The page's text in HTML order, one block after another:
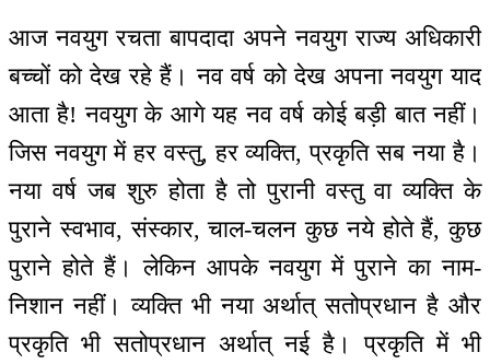
आज नवयुग रचता बापदादा अपने नवयुग राज्य अधिकारी
बच्चों को देख रहे हैं। नव वर्ष को देख अपना नवयुग याद
आता है! नवयुग के आगे यह नव वर्ष कोई बड़ी बात नहीं।
जिस नवयुग में हर वस्तु, हर व्यक्ति, प्रकृति सब नया है।
नया वर्ष जब शुरु होता है तो पुरानी वस्तु वा व्यक्ति के
पुराने स्वभाव, संस्कार, चाल-चलन कुछ नये होते हैं, कुछ
पुराने होते हैं। लेकिन आपके नवयुग में पुराने का नाम-
निशान नहीं। व्यक्ति भी नया अर्थात् सतोप्रधान है और
प्रकृति भी सतोप्रधान अर्थात् नई है। प्रकृति में भी